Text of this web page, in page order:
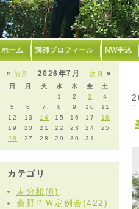
ホーム 講師プロフィール NW申込
«前月 次月 »
2026年7月
日 月 火 水 木 金
土
1
2 3
4
5
6 7 8 9 10
11
12
13 14 15 16 17
18
19
20 21 22 23 24
25
26
27 28 29 30 31
カテゴリ
未分類(8)
秦野ＰＷ定例会(422)